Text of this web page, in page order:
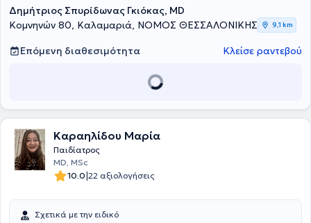
Θεσσαλονίκης Ιπποκράτειο, στο 424 Γενικό Στρατιωτικό
Νοσοκομείο Θεσσαλονίκης καθώς και στο Γενικό Νοσοκομείο
Παπαγεωργίου, έχοντας λάβει ειδικότητα Ψυχιατρικής παιδιού και
εκπαιδευτικά σεμινάρια, επιστημονικά συνέδρια και δράσεις
εφήβων. Είναι μέλος του Ειδικού Σώματος Ιατρών του Κέντρου
Πιστοποίησης Αναπηρίας (ΚΕ.Π.Α.), μέλος του Ιατρικού Συλλόγου
Επίσης είναι επιστημονικά υπεύθυνος του Ανοικτού Κέντρου Παιδιού
των Ιατρών του Κόσμου στη Περιφέρεια Θεσσαλονίκης. Τέλος, στο
ιδιωτικό του ιατρείο παρέχει υπηρεσίες παιδοψυχιατρικής
εκτίμησης, ψυχοθεραπείας παιδιών, οικογένειας και ενηλίκων,
φαρμακοθεραπείας, συνταγογράφησης θεραπειών ειδικής
αγωγής, συμβουλευτικής γονέων και σύνταξης ιατρικού φακέλου
Δημήτριος Σπυρίδωνας Γκιόκας, MD
Κομνηνών 80, Καλαμαριά, ΝΟΜΟΣ ΘΕΣΣΑΛΟΝΙΚΗΣ
9,1 km
Επόμενη διαθεσιμότητα Κλείσε ραντεβού
Καραηλίδου Μαρία
Παιδίατρος
MD, MSc
10.0|22 αξιολογήσεις
Σχετικά με την ειδικό